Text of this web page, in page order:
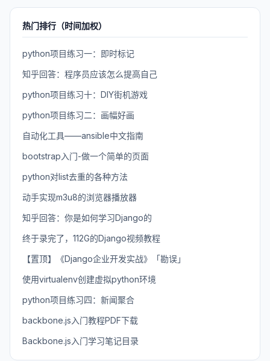
热门排行（时间加权）
python项目练习一：即时标记
知乎回答：程序员应该怎么提高自己
python项目练习十：DIY街机游戏
python项目练习二：画幅好画
自动化工具——ansible中文指南
bootstrap入门-做一个简单的页面
python对list去重的各种方法
动手实现m3u8的浏览器播放器
知乎回答：你是如何学习Django的
终于录完了，112G的Django视频教程
【置顶】《Django企业开发实战》「勘误」
使用virtualenv创建虚拟python环境
python项目练习四：新闻聚合
backbone.js入门教程PDF下载
Backbone.js入门学习笔记目录